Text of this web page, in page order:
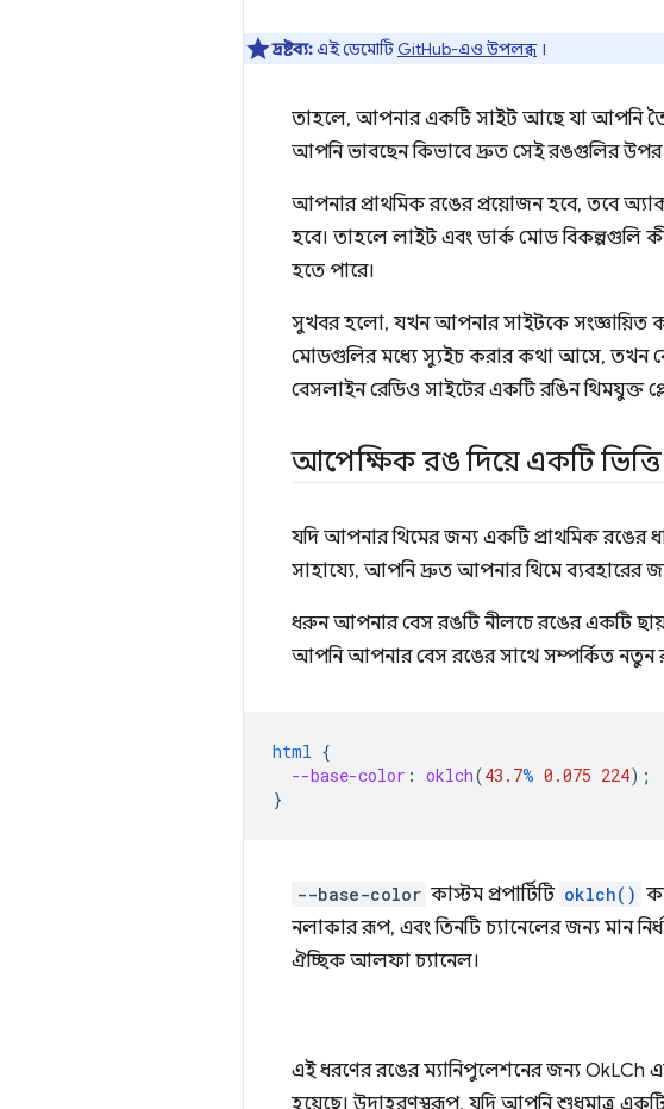
দ্রষ্টব্য:এই ডেমোটি GitHub-এও উপলব্ধ ।
তাহলে, আপনার একটি সাইট আছে যা আপনি
আপনি ভাবছেন কিভাবে দ্রুত সেই রঙগুলির উপর
আপনার প্রাথমিক রঙের প্রয়োজন হবে, তবে
হবে। তাহলে লাইট এবং ডার্ক মোড বিকল্পগুলি
হতে পারে।
সুখবর হলো, যখন আপনার সাইটকে সংজ্ঞায়িত
মোডগুলির মধ্যে স্যুইচ করার কথা আসে, তখন
বেসলাইন রেডিও সাইটের একটি রঙিন থিমযুক্ত
আপেক্ষিক রঙ দিয়ে একটি
যদি আপনার থিমের জন্য একটি প্রাথমিক রঙের
সাহায্যে, আপনি দ্রুত আপনার থিমে ব্যবহারের
ধরুন আপনার বেস রঙটি নীলচে রঙের একটি
আপনি আপনার বেস রঙের সাথে সম্পর্কিত নতুন
html {
--base-color : oklch(43.7% 0.075 224);
}
--base-color কাস্টম প্রপার্টিটি oklch()
নলাকার রূপ, এবং তিনটি চ্যানেলের জন্য মান
ঐচ্ছিক আলফা চ্যানেল।
এই ধরণের রঙের ম্যানিপুলেশনের জন্য OkLCh
হয়েছে। উদাহরণস্বরূপ, যদি আপনি শুধুমাত্র